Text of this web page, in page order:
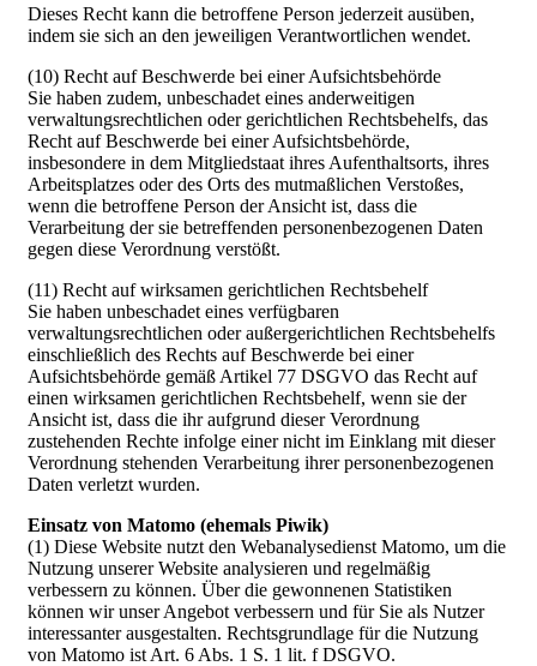
Dieses Recht kann die betroffene Person jederzeit ausüben,
indem sie sich an den jeweiligen Verantwortlichen wendet.
(10) Recht auf Beschwerde bei einer Aufsichtsbehörde
Sie haben zudem, unbeschadet eines anderweitigen
verwaltungsrechtlichen oder gerichtlichen Rechtsbehelfs, das
Recht auf Beschwerde bei einer Aufsichtsbehörde,
insbesondere in dem Mitgliedstaat ihres Aufenthaltsorts, ihres
Arbeitsplatzes oder des Orts des mutmaßlichen Verstoßes,
wenn die betroffene Person der Ansicht ist, dass die
Verarbeitung der sie betreffenden personenbezogenen Daten
gegen diese Verordnung verstößt.
(11) Recht auf wirksamen gerichtlichen Rechtsbehelf
Sie haben unbeschadet eines verfügbaren
verwaltungsrechtlichen oder außergerichtlichen Rechtsbehelfs
einschließlich des Rechts auf Beschwerde bei einer
Aufsichtsbehörde gemäß Artikel 77 DSGVO das Recht auf
einen wirksamen gerichtlichen Rechtsbehelf, wenn sie der
Ansicht ist, dass die ihr aufgrund dieser Verordnung
zustehenden Rechte infolge einer nicht im Einklang mit dieser
Verordnung stehenden Verarbeitung ihrer personenbezogenen
Daten verletzt wurden.
Einsatz von Matomo (ehemals Piwik)
(1) Diese Website nutzt den Webanalysedienst Matomo, um die
Nutzung unserer Website analysieren und regelmäßig
verbessern zu können. Über die gewonnenen Statistiken
können wir unser Angebot verbessern und für Sie als Nutzer
interessanter ausgestalten. Rechtsgrundlage für die Nutzung
von Matomo ist Art. 6 Abs. 1 S. 1 lit. f DSGVO.